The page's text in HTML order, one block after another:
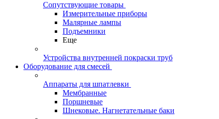
Сопутствующие товары
Измерительные приборы
Малярные лампы
Подъемники
Еще
Устройства внутренней покраски труб
Оборудование для смесей
Аппараты для шпатлевки
Мембранные
Поршневые
Шнековые. Нагнетательные баки